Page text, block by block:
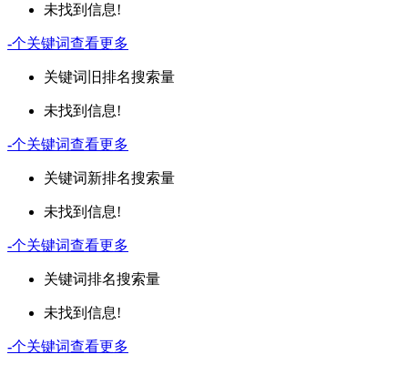
未找到信息!
-个关键词查看更多
关键词 旧排名搜索量
未找到信息!
-个关键词查看更多
关键词新排名搜索量
未找到信息!
-个关键词查看更多
关键词排名搜索量
未找到信息!
-个关键词查看更多